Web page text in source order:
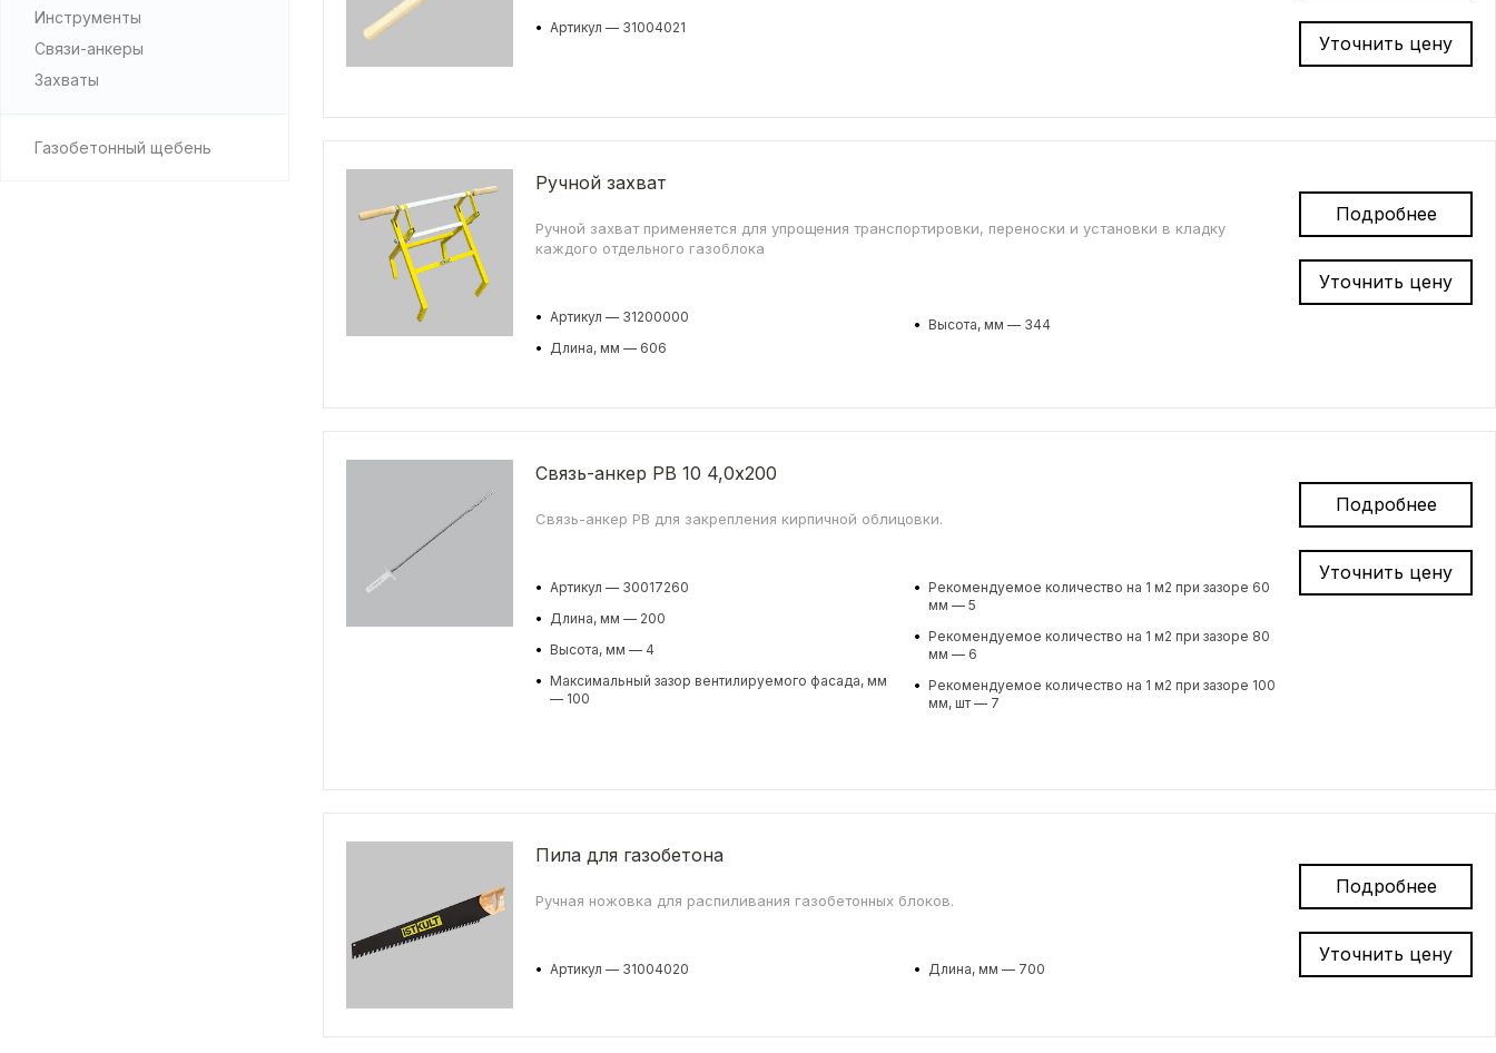
Инструменты
Связи-анкеры
Захваты
Газобетонный щебень
Уточнить цену
• Артикул — 31004021
Подробнее
Уточнить цену
Ручной захват
Ручной захват применяется для упрощения транспортировки, переноски и установки в кладку
каждого отдельного газоблока
• Артикул — 31200000
•
Длина, мм — 606
• Высота, мм — 344
Подробнее
Уточнить цену
Связь-анкер PB 10 4,0x200
Связь-анкер PB для закрепления кирпичной облицовки.
• Артикул — 30017260
•
Длина, мм — 200
• Высота, мм — 4
• Максимальный зазор вентилируемого фасада, мм
— 100
• Рекомендуемое количество на 1 м2 при зазоре 60
мм — 5
• Рекомендуемое количество на 1 м2 при зазоре 80
мм — 6
• Рекомендуемое количество на 1 м2 при зазоре 100
мм, шт — 7
Подробнее
Уточнить цену
Пила для газобетона
Ручная ножовка для распиливания газобетонных блоков.
• Артикул — 31004020 • Длина, мм — 700